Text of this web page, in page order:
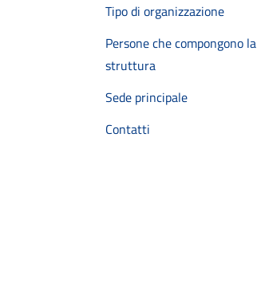
Tipo di organizzazione
Persone che compongono la
struttura
Sede principale
Contatti